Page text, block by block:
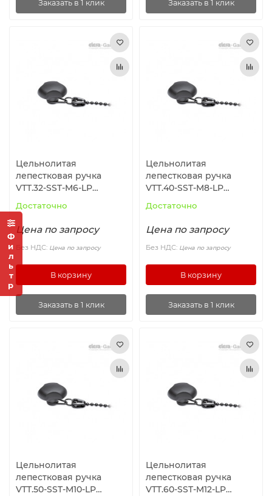
Фильтр
Заказать в 1 клик Заказать в 1 клик
Цельнолитая
лепестковая ручка
VTT.32-SST-M6-LP
Достаточно
Цена по запросу
Без НДС: Цена по запросу
В корзину
Заказать в 1 клик
Цельнолитая
лепестковая ручка
VTT.40-SST-M8-LP
Достаточно
Цена по запросу
Без НДС: Цена по запросу
В корзину
Заказать в 1 клик
Цельнолитая
лепестковая ручка
VTT.50-SST-M10-LP
Цельнолитая
лепестковая ручка
VTT.60-SST-M12-LP